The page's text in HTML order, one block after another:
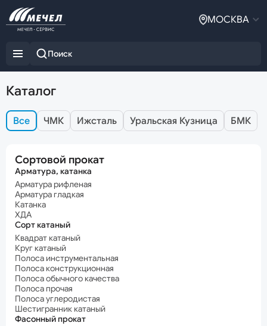
МОСКВА
Каталог
Все ЧМК Ижсталь Уральская Кузница БМК
Сортовой прокат
Арматура, катанка
Арматура рифленая
Арматура гладкая
Катанка
ХДА
Сорт катаный
Квадрат катаный
Круг катаный
Полоса инструментальная
Полоса конструкционная
Полоса обычного качества
Полоса прочая
Полоса углеродистая
Шестигранник катаный
Фасонный прокат